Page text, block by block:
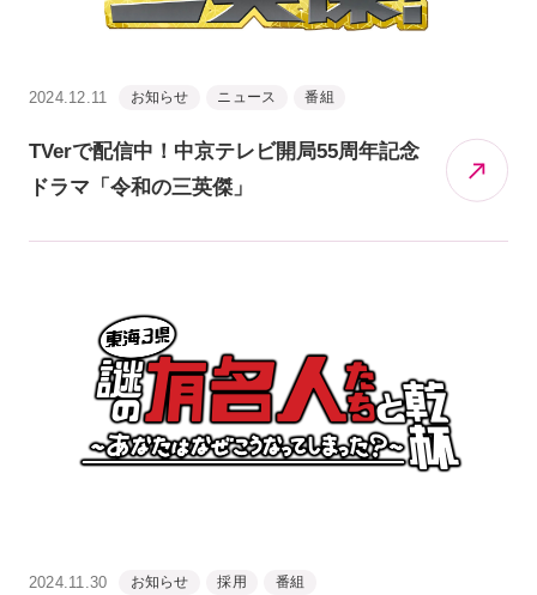
2024.12.11 お知らせ ニュース 番組
TVerで配信中！中京テレビ開局55周年記念
ドラマ「令和の三英傑」
2024.11.30 お知らせ 採用 番組